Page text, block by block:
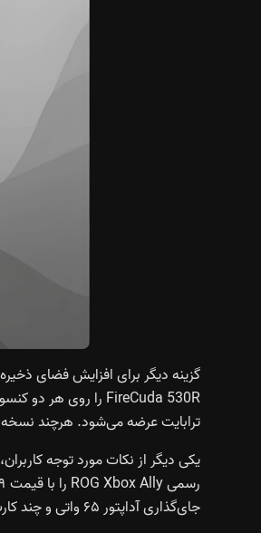
ترابایت عرضه می‌شود. هرچند نسخه ۱ ترابایتی برای Ally X تفاوت زیادی ایجاد نمی‌کند،.
جای‌گذاری آداپتور ۶۵ واتی و چند کارت حافظه microSD را فراهم می‌کند.